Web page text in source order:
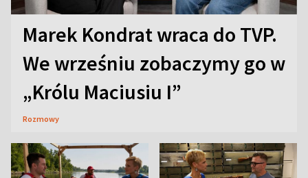
Marek Kondrat wraca do TVP.
We wrześniu zobaczymy go w
„Królu Maciusiu I”
Rozmowy